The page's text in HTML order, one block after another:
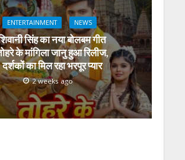
ENTERTAINMENT NEWS
सिंह का नया बोलबम गीत
के मांगिला जानु हुआ रिलीज,
दर्शकों का मिल रहा भरपूर प्यार
2 weeks ago